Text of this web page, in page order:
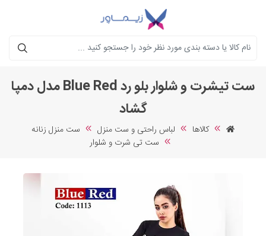
جستجو
ست تیشرت و شلوار بلو رد Blue Red مدل دمپا
گشاد
کالاها لباس راحتی و ست منزل
ست منزل زنانه
ست تی شرت و شلوار